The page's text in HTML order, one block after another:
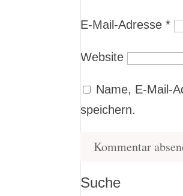
E-Mail-Adresse*
Website
Name, E-Mail-
speichern.
Suche